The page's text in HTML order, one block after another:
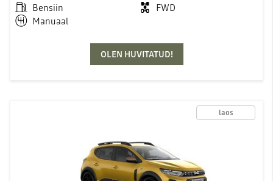
Bensiin
FWD
Manuaal
OLEN HUVITATUD!
laos